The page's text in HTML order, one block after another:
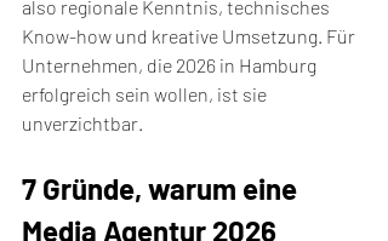
also regionale Kenntnis, technisches
Know-how und kreative Umsetzung. Für
Unternehmen, die 2026 in Hamburg
erfolgreich sein wollen, ist sie
unverzichtbar.
7 Gründe, warum eine
Media Agentur 2026